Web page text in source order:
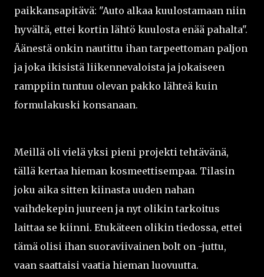
paikkansapitävä: "Auto alkaa kuulostamaan niin
hyvältä, ettei kortin lähtö kuulosta enää pahalta".
Äänestä onkin nautittu ihan tarpeettoman paljon
ja joka ikisistä liikennevaloista ja jokaiseen
ramppiin tuntuu olevan pakko lähteä kuin
formulakuski konsanaan.
Meillä oli vielä yksi pieni projekti tehtävänä,
tällä kertaa hieman kosmeettisempaa. Tilasin
joku aika sitten kiinasta uuden nahan
vaihdekepin juureen ja nyt olikin tarkoitus
laittaa se kiinni. Etukäteen olikin tiedossa, ettei
tämä olisi ihan suoraviivainen bolt on -juttu,
vaan saattaisi vaatia hieman luovuutta.